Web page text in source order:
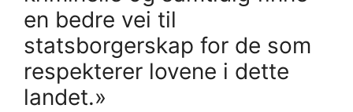
en bedre vei til
statsborgerskap for de som
respekterer lovene i dette
landet.»